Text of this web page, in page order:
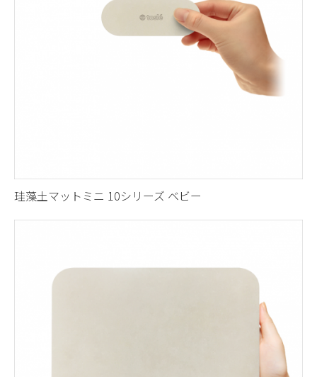
珪藻土マットミニ 10シリーズ ベビー